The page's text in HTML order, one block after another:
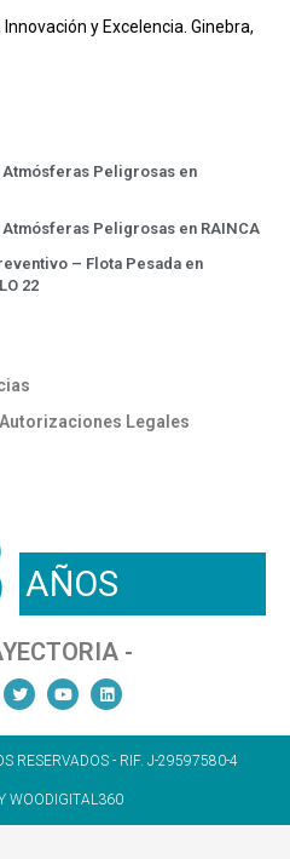
y Excelencia. Ginebra,
Peligrosas en
Peligrosas en RAINCA
– Flota Pesada en
22
Autorizaciones Legales
AÑOS
-
RESERVADOS - RIF. J-29597580-4
WOODIGITAL360